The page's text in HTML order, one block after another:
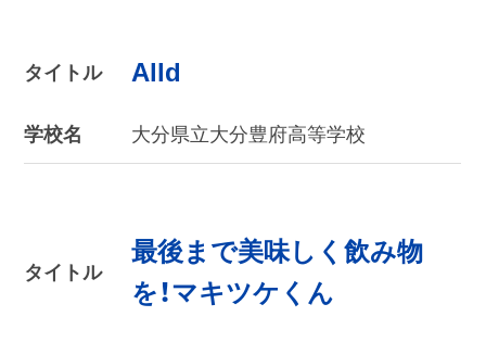
タイトル Alld
学校名 大分県立大分豊府高等学校
タイトル
最後まで美味しく飲み物
を！マキツケくん